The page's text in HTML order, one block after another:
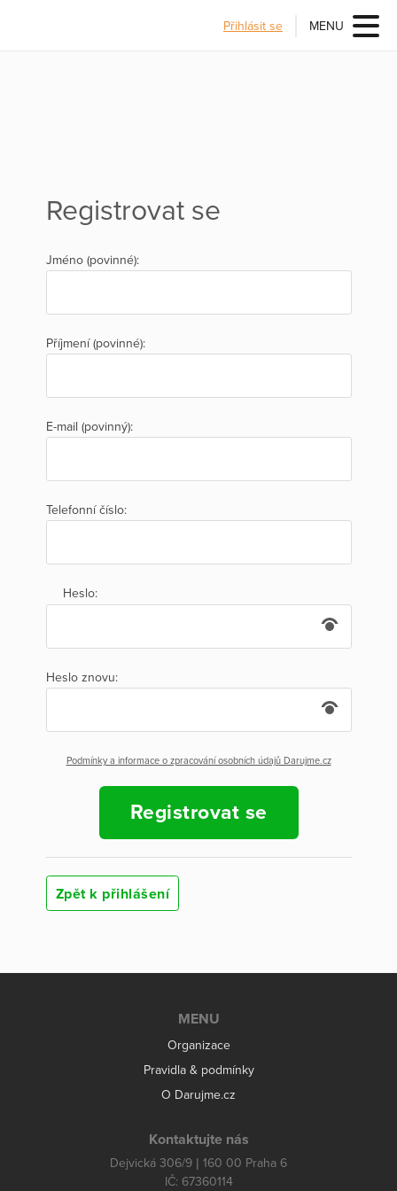
Přihlásit se MENU
Registrovat se
Jméno (povinné):
Příjmení (povinné):
E-mail (povinný):
Telefonní číslo:
Heslo:
Heslo znovu:
Podmínky a informace o zpracování osobních údajů Darujme.cz
Registrovat se
Zpět k přihlášení
MENU
Organizace
Pravidla & podmínky
O Darujme.cz
Kontaktujte nás
Dejvická 306/9 | 160 00 Praha 6
IČ: 67360114